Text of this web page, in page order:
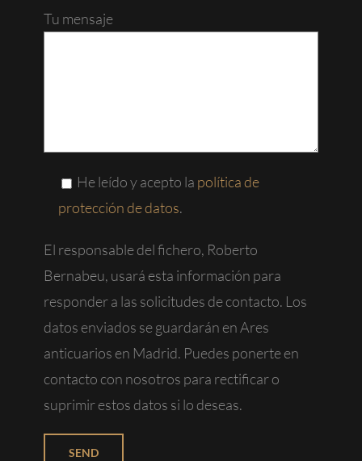
Tu mensaje
He leído y acepto la política de
protección de datos.
El responsable del fichero, Roberto
Bernabeu, usará esta información para
responder a las solicitudes de contacto. Los
datos enviados se guardarán en Ares
anticuarios en Madrid. Puedes ponerte en
contacto con nosotros para rectificar o
suprimir estos datos si lo deseas.